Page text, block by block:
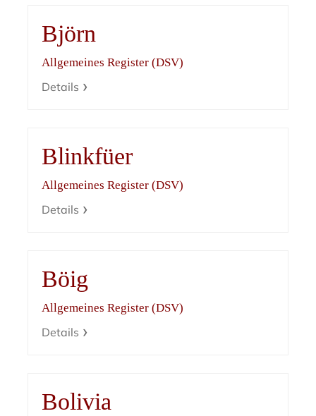
Björn
Allgemeines Register (DSV)
Details
Blinkfüer
Allgemeines Register (DSV)
Details
Böig
Allgemeines Register (DSV)
Details
Bolivia